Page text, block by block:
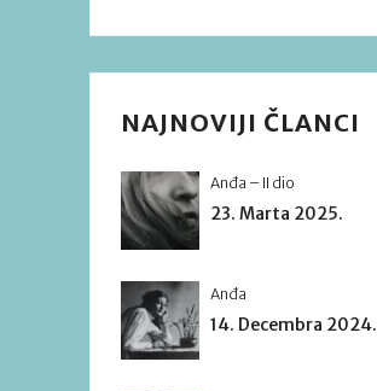
NAJNOVIJI ČLANCI
Anđa – II dio
23. Marta 2025.
Anđa
14. Decembra 2024.